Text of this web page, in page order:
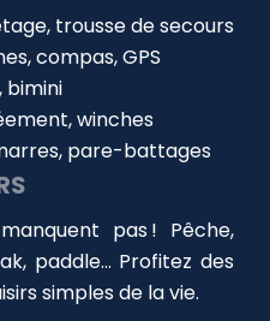
trousse de secours
compas, GPS
bimini
winches
pare-battages
pas ! Pêche,
paddle… Profitez des
simples de la vie.